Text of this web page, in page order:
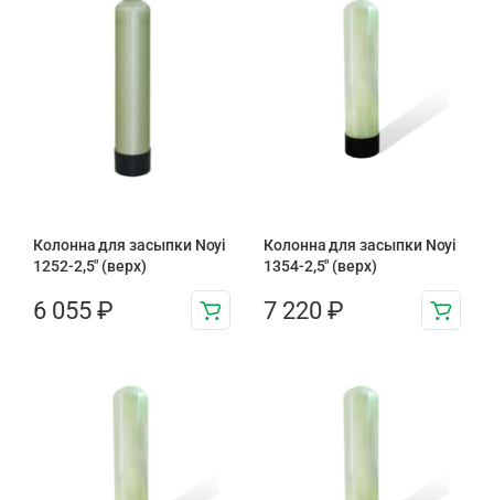
Колонна для засыпки Noyi
1252-2,5″ (верх)
6 055 ₽
Колонна для засыпки Noyi
1354-2,5″ (верх)
7 220 ₽